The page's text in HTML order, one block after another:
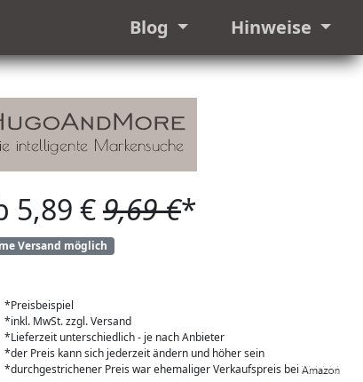
Blog Hinweise
5,89 €9,69 €*
Versand möglich
*Preisbeispiel
*inkl. MwSt. zzgl. Versand
*Lieferzeit unterschiedlich - je nach Anbieter
*der Preis kann sich jederzeit ändern und höher sein
*durchgestrichener Preis war ehemaliger Verkaufspreis bei